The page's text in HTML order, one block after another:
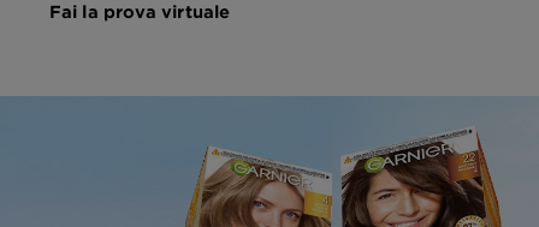
Fai la prova virtuale